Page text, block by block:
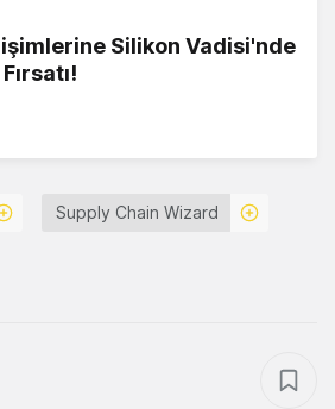
Silikon Vadisi'nde
Supply Chain Wizard